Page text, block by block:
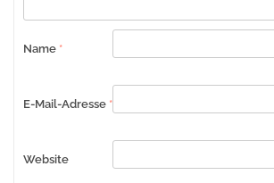
Name *
E-Mail-Adresse *
Website